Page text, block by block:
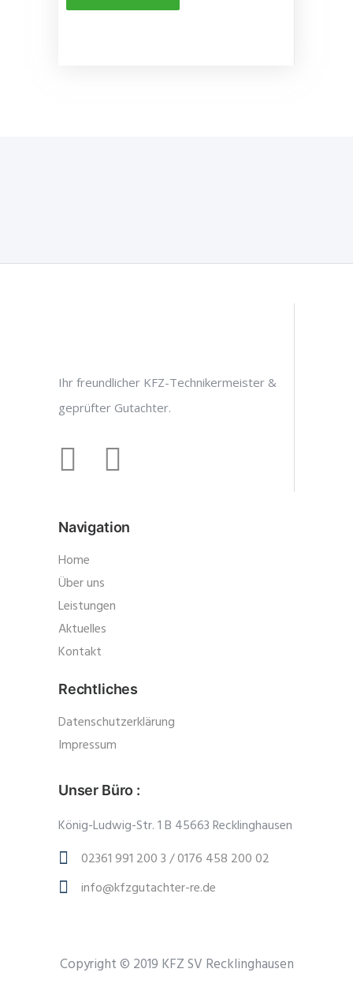
Ihr freundlicher KFZ-Technikermeister &
geprüfter Gutachter.
Navigation
Home
Über uns
Leistungen
Aktuelles
Kontakt
Rechtliches
Datenschutzerklärung
Impressum
Unser Büro :
König-Ludwig-Str. 1 B 45663 Recklinghausen
02361 991 200 3 / 0176 458 200 02
info@kfzgutachter-re.de
Copyright © 2019 KFZ SV Recklinghausen